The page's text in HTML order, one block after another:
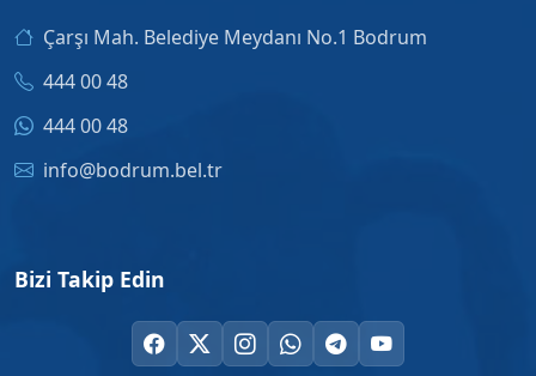
Çarşı Mah. Belediye Meydanı No.1 Bodrum
444 00 48
444 00 48
info@bodrum.bel.tr
Bizi Takip Edin